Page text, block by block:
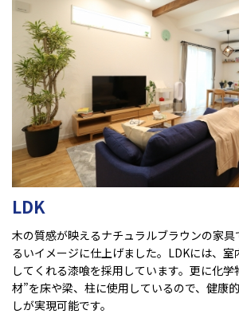
LDK
木の質感が映えるナチュラルブラウンの家
るいイメージに仕上げました。LDKには、室
してくれる漆喰を採用しています。更に化
材”を床や梁、柱に使用しているので、健康
しが実現可能です。